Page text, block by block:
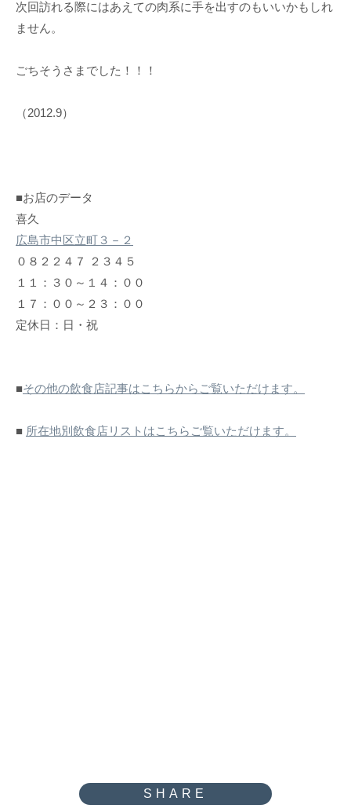
次回訪れる際にはあえての肉系に手を出すのもいいかもしれ
ません。
ごちそうさまでした！！！
（2012.9）
■お店のデータ
喜久
広島市中区立町３－２
０８２２４７ ２３４５
１１：３０～１４：００
１７：００～２３：００
定休日：日・祝
■その他の飲食店記事はこちらからご覧いただけます。
■ 所在地別飲食店リストはこちらご覧いただけます。